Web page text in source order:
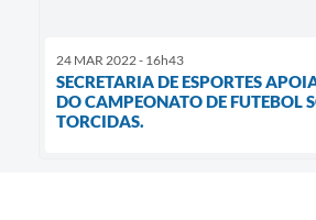
24 MAR 2022 - 16h43
SECRETARIA DE ESPORTES
DO CAMPEONATO DE FUTEBOL
TORCIDAS.